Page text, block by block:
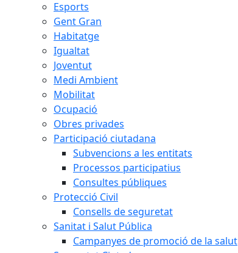
Esports
Gent Gran
Habitatge
Igualtat
Joventut
Medi Ambient
Mobilitat
Ocupació
Obres privades
Participació ciutadana
Subvencions a les entitats
Processos participatius
Consultes públiques
Protecció Civil
Consells de seguretat
Sanitat i Salut Pública
Campanyes de promoció de la salut